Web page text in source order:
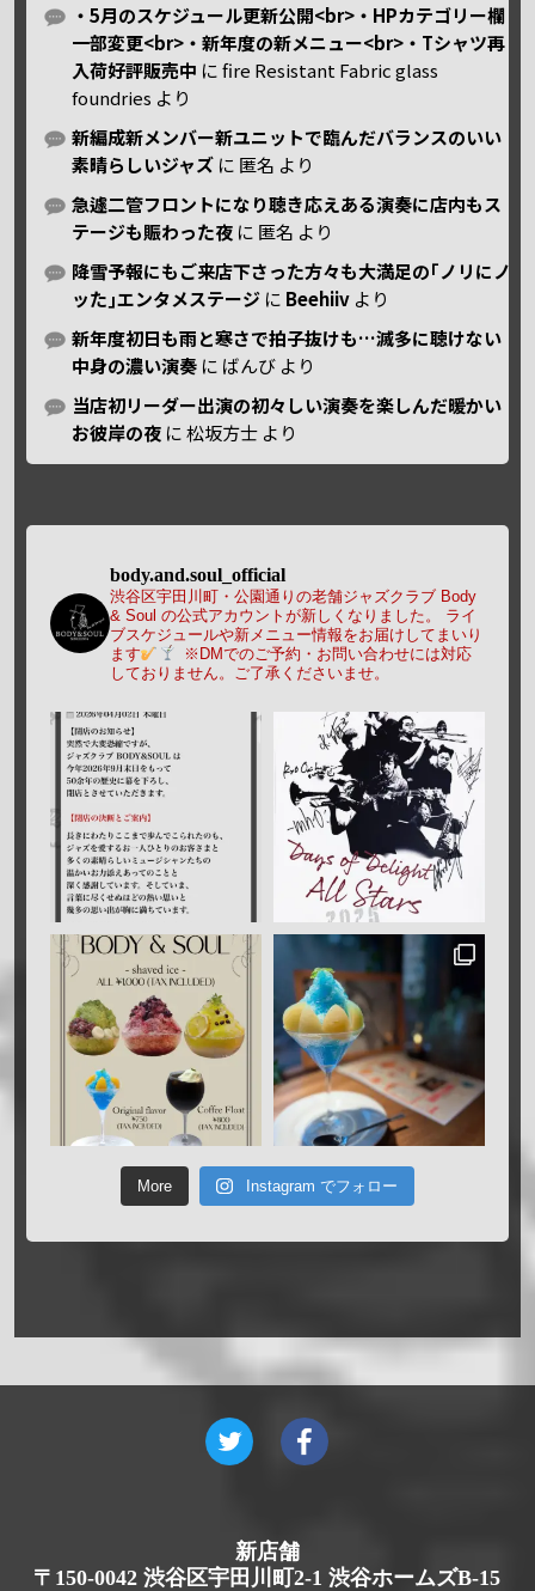
・5月のスケジュール更新公開<br>・HPカテゴリー欄
一部変更<br>・新年度の新メニュー<br>・Tシャツ再
入荷好評販売中 にfire Resistant Fabric glass
foundries より
新編成新メンバー新ユニットで臨んだバランスのいい
素晴らしいジャズ に 匿名 より
急遽二管フロントになり聴き応えある演奏に店内もス
テージも賑わった夜 に 匿名 より
降雪予報にもご来店下さった方々も大満足の｢ノリにノ
ッた｣エンタメステージ に Beehiiv より
新年度初日も雨と寒さで拍子抜けも…滅多に聴けない
中身の濃い演奏 に ばんび より
当店初リーダー出演の初々しい演奏を楽しんだ暖かい
お彼岸の夜 に松坂方士 より
body.and.soul_official
渋谷区宇田川町・公園通りの老舗ジャズクラブ Body
& Soul の公式アカウントが新しくなりました。
ライ
ブスケジュールや新メニュー情報をお届けしてまいり
ます
※DMでのご予約・お問い合わせには対応
しておりません。ご了承くださいませ。
More Instagram でフォロー
新店舗
〒150-0042 渋谷区宇田川町2-1 渋谷ホームズB-15